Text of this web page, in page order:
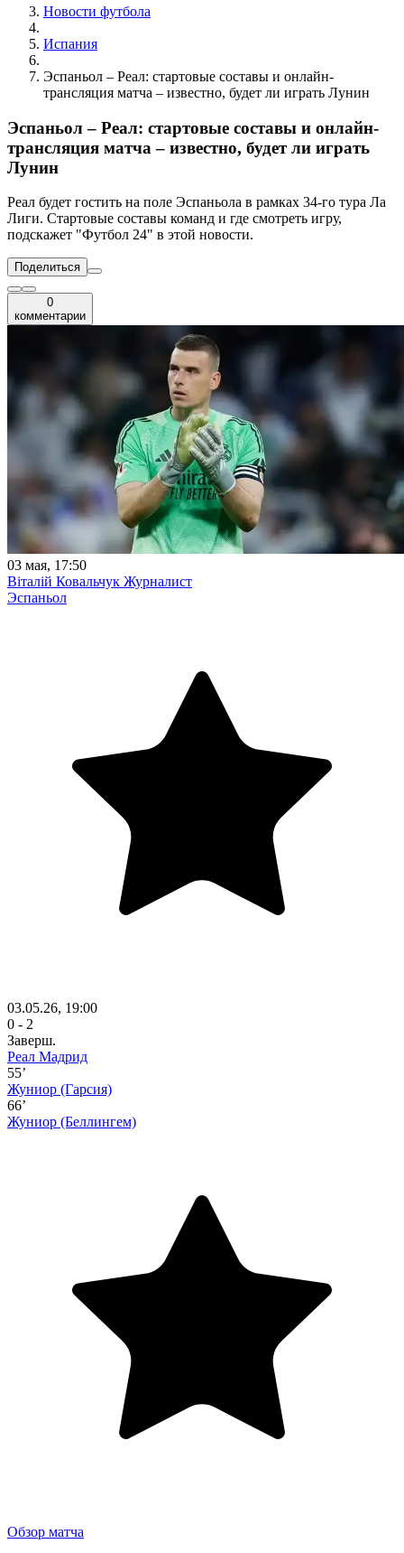
Новости футбола
Испания
Эспаньол – Реал: стартовые составы и онлайн-
трансляция матча – известно, будет ли играть Лунин
Эспаньол – Реал: стартовые составы и онлайн-
трансляция матча – известно, будет ли играть
Лунин
Реал будет гостить на поле Эспаньола в рамках 34-го тура Ла
Лиги. Стартовые составы команд и где смотреть игру,
подскажет "Футбол 24" в этой новости.
Поделиться
0
комментарии
03 мая, 17:50
Віталій Ковальчук Журналист
Эспаньол
03.05.26, 19:00
0 - 2
Заверш.
Реал Мадрид
55’
Жуниор (Гарсия)
66’
Жуниор (Беллингем)
Обзор матча